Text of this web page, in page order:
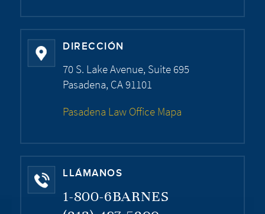
DIRECCIÓN
70 S. Lake Avenue, Suite 695
Pasadena, CA 91101
Pasadena Law Office Mapa
LLÁMANOS
1-800-6BARNES